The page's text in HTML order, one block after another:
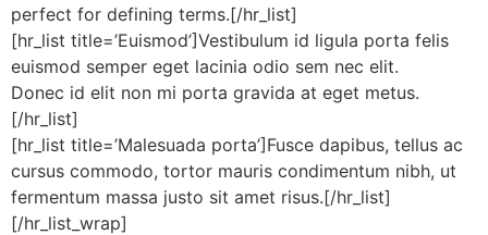
perfect for defining terms.[/hr_list]
[hr_list title=’Euismod’]Vestibulum id ligula porta felis
euismod semper eget lacinia odio sem nec elit.
Donec id elit non mi porta gravida at eget metus.
[/hr_list]
[hr_list title=’Malesuada porta’]Fusce dapibus, tellus ac
cursus commodo, tortor mauris condimentum nibh, ut
fermentum massa justo sit amet risus.[/hr_list]
[/hr_list_wrap]